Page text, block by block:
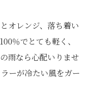
オレンジ、落ち着い
％でとても軽く、
雨なら心配いりませ
ーが冷たい風をガー